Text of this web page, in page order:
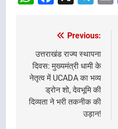
navigation
Previous:
उत्तराखंड राज्य स्थापना
दिवस: मुख्यमंत्री धामी के
नेतृत्व में UCADA का भव्य
ड्रोन शो, देवभूमि की
दिव्यता ने भरी तकनीक की
उड़ान!